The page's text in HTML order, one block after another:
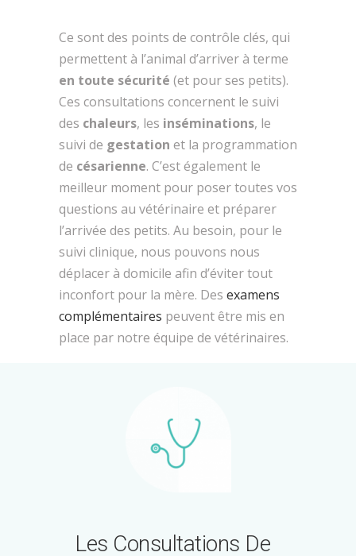
Ce sont des points de contrôle clés, qui
permettent à l’animal d’arriver à terme
en toute sécurité (et pour ses petits).
Ces consultations concernent le suivi
des chaleurs, les inséminations, le
suivi de gestation et la programmation
de césarienne. C’est également le
meilleur moment pour poser toutes vos
questions au vétérinaire et préparer
l’arrivée des petits. Au besoin, pour le
suivi clinique, nous pouvons nous
déplacer à domicile afin d’éviter tout
inconfort pour la mère. Des examens
complémentaires peuvent être mis en
place par notre équipe de vétérinaires.
Les Consultations De